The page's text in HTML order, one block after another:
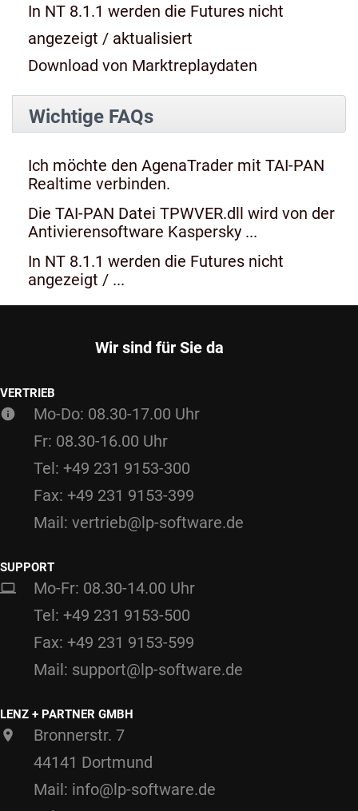
In NT 8.1.1 werden die Futures nicht
angezeigt / aktualisiert
Download von Marktreplaydaten
Wichtige FAQs
Ich möchte den AgenaTrader mit TAI-PAN
Realtime verbinden.
Die TAI-PAN Datei TPWVER.dll wird von der
Antivierensoftware Kaspersky ...
In NT 8.1.1 werden die Futures nicht
angezeigt / ...
Wir sind für Sie da
VERTRIEB
Mo-Do: 08.30-17.00 Uhr
Fr: 08.30-16.00 Uhr
Tel: +49 231 9153-300
Fax: +49 231 9153-399
Mail: vertrieb@lp-software.de
SUPPORT
Mo-Fr: 08.30-14.00 Uhr
Tel: +49 231 9153-500
Fax: +49 231 9153-599
Mail: support@lp-software.de
LENZ + PARTNER GMBH
Bronnerstr. 7
44141 Dortmund
Mail: info@lp-software.de